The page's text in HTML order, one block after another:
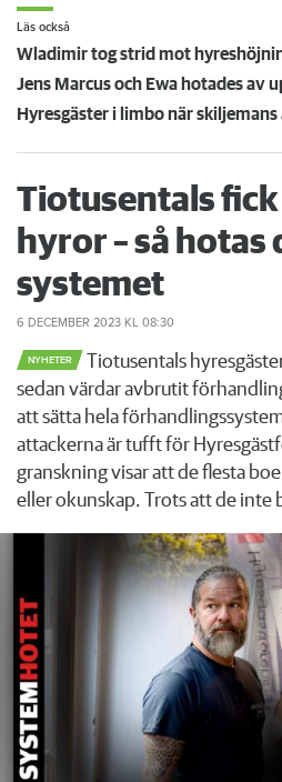
Läs också
Wladimir tog strid mot
Hyresgäster i limbo när
Tiotusentals
hyror – så hotas
systemet
6 DECEMBER 2023 KL 08:30
NYHETER
Tiotusentals
sedan värdar avbrutit
att sätta hela
attackerna är tufft för
granskning visar att de flesta
eller okunskap. Trots att de inte